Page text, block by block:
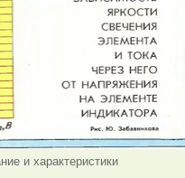
и характеристики